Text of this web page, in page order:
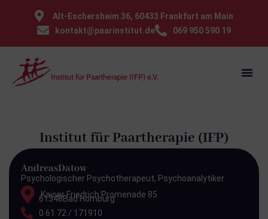
⁠Alt-Eschersheim 36, 60433 Frankfurt am Main
kontakt@paarinstitut.de
069 950 590 19
Institut für Paartherapie (IFP) e.V.
Institut für Paartherapie (IFP)
AndreasDatow
Psychologischer Psychotherapeut, Psychoanalytiker
Kaiser Friedrich Promenade 85
61348Bad Homburg
0 61 72 / 171910